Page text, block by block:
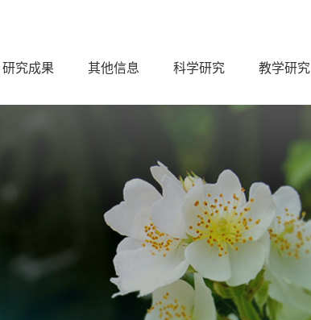
研究成果 其他信息 科学研究 教学研究